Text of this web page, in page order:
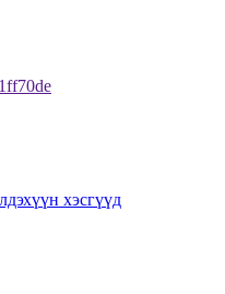
хэсгүүд